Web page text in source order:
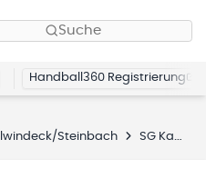
Suche
Handball360 Registrierung
Steinbach SG Kappelwindeck/Steinbach 3